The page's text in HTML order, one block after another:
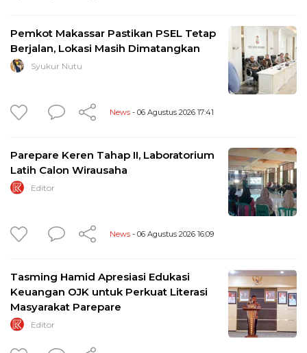
Pemkot Makassar Pastikan PSEL Tetap
Berjalan, Lokasi Masih Dimatangkan
Syukur Nutu
News - 06 Agustus 2026 17:41
Parepare Keren Tahap II, Laboratorium
Latih Calon Wirausaha
Editor
News - 06 Agustus 2026 16:09
Tasming Hamid Apresiasi Edukasi
Keuangan OJK untuk Perkuat Literasi
Masyarakat Parepare
Editor